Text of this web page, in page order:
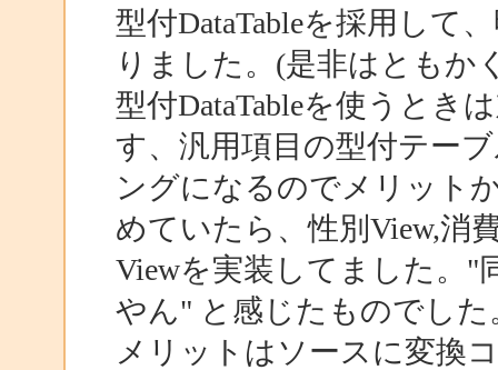
型付DataTableを採用して
りました。(是非はともか
型付DataTableを使うとき
す、汎用項目の型付テー
ングになるのでメリット
めていたら、性別View,消
Viewを実装してました。"
やん" と感じたものでした
メリットはソースに変換